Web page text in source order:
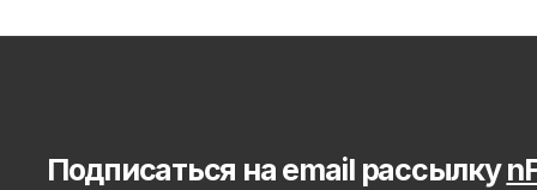
Подписаться на email рассылку